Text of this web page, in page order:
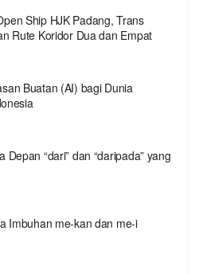
Ship HJK Padang, Trans
Rute Koridor Dua dan Empat
Buatan (AI) bagi Dunia
Depan “dari” dan “daripada” yang
Imbuhan me-kan dan me-i